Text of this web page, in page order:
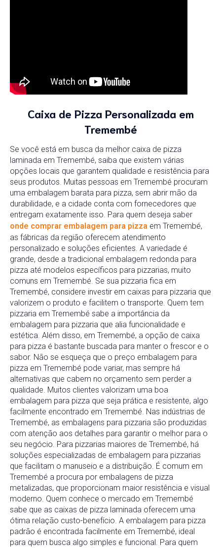
Caixa de Pizza Personalizada em
Tremembé
Se você está em busca da melhor caixa de pizza
laminada em Tremembé, saiba que existem várias
opções locais que garantem qualidade e resistência para
seus produtos. Muitas pessoas em Tremembé procuram
uma embalagem barata para pizza, sem abrir mão da
durabilidade, e a cidade conta com fornecedores que
entregam exatamente isso. Para quem deseja saber
onde comprar embalagem para pizza em Tremembé,
as fábricas da região oferecem atendimento
personalizado e soluções eficientes. A variedade é
grande, desde a tradicional embalagem redonda para
pizza até modelos específicos para pizzarias, muito
comuns em Tremembé. Se sua pizzaria fica em
Tremembé, considere investir em caixas para pizzaria que
valorizem o produto e facilitem o transporte. Quem tem
pizzaria em Tremembé sabe a importância da
embalagem para pizzaria que alia funcionalidade e
estética. Além disso, em Tremembé, a opção de caixa
para pizza é bastante buscada para manter o frescor e o
sabor. Não se esqueça que o preço embalagem para
pizza em Tremembé pode variar, mas sempre há
alternativas que cabem no orçamento sem perder a
qualidade. Muitos clientes valorizam uma boa
embalagem para pizza que seja prática e resistente, algo
facilmente encontrado em Tremembé. Nas indústrias de
Tremembé, as embalagens para pizzaria são produzidas
com atenção aos detalhes para garantir o melhor para o
seu negócio. Para pizzarias maiores de Tremembé, há
soluções especializadas de embalagem para pizzarias
que facilitam o manuseio e a distribuição. É comum em
Tremembé a procura por embalagens de pizza
metalizadas, que proporcionam maior resistência e visual
moderno. Quem conhece o mercado em Tremembé
sabe que as caixas de pizza laminada oferecem uma
ótima relação custo-benefício. A embalagem para pizza
padrão é encontrada facilmente em Tremembé, ideal
para quem busca algo simples e funcional. Para quem